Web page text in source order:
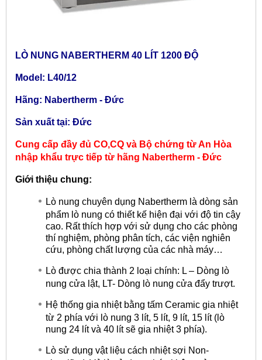
LÒ NUNG NABERTHERM 40 LÍT 1200 ĐỘ
Model: L40/12
Hãng: Nabertherm - Đức
Sản xuất tại: Đức
Cung cấp đầy đủ CO,CQ và Bộ chứng từ An Hòa
nhập khẩu trực tiếp từ hãng Nabertherm - Đức
Giới thiệu chung:
Lò nung chuyên dụng Nabertherm là dòng sản
phẩm lò nung có thiết kế hiện đại với độ tin cậy
cao. Rất thích hợp với sử dụng cho các phòng
thí nghiệm, phòng phân tích, các viện nghiên
cứu, phòng chất lượng của các nhà máy…
Lò được chia thành 2 loại chính: L – Dòng lò
nung cửa lật, LT- Dòng lò nung cửa đẩy trượt.
Hệ thống gia nhiệt bằng tấm Ceramic gia nhiệt
từ 2 phía với lò nung 3 lít, 5 lít, 9 lít, 15 lít (lò
nung 24 lít và 40 lít sẽ gia nhiệt 3 phía).
Lò sử dụng vật liệu cách nhiệt sợi Non-